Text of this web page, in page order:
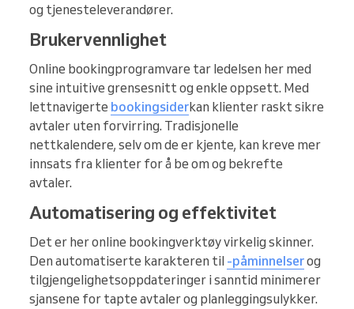
og tjenesteleverandører.
Brukervennlighet
Online bookingprogramvare tar ledelsen her med
sine intuitive grensesnitt og enkle oppsett. Med
lettnavigerte bookingsiderkan klienter raskt sikre
avtaler uten forvirring. Tradisjonelle
nettkalendere, selv om de er kjente, kan kreve mer
innsats fra klienter for å be om og bekrefte
avtaler.
Automatisering og effektivitet
Det er her online bookingverktøy virkelig skinner.
Den automatiserte karakteren til -påminnelserog
tilgjengelighetsoppdateringer i sanntid minimerer
sjansene for tapte avtaler og planleggingsulykker.